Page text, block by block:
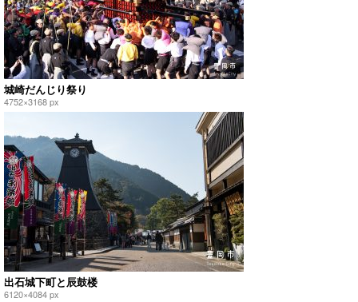
城崎だんじり祭り
4752×3168 px
出石城下町と辰鼓楼
6120×4084 px